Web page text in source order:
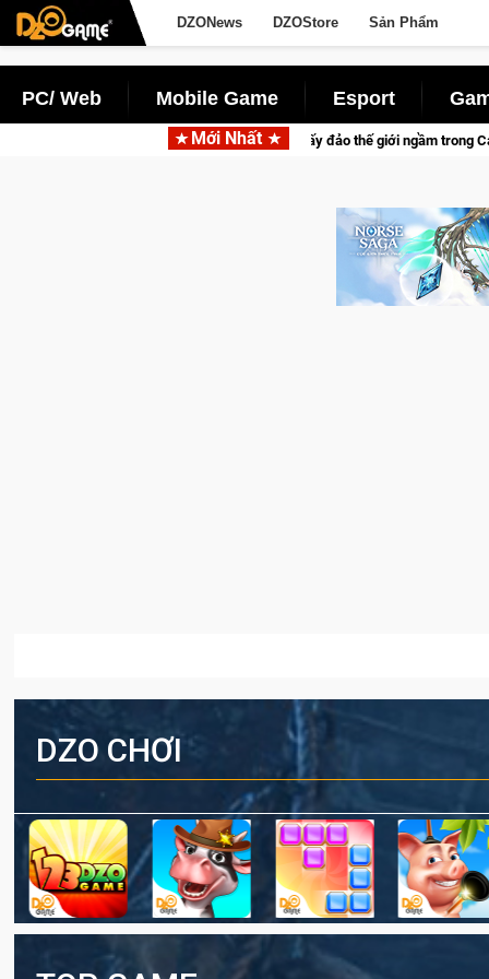
DZONews DZOStore Sản Phẩm
PC/ Web Mobile Game Esport
Mới Nhất
"Đại ca Mèo" khuấy đảo thế giới ngầm trong Cat Mafia
DZO CHƠI